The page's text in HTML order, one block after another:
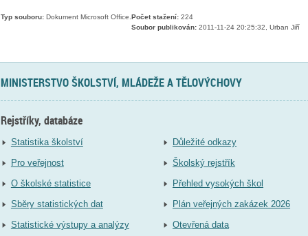
Typ souboru:Dokument Microsoft Office. Počet stažení:224
Soubor publikován:2011-11-24 20:25:32, Urban Jiří
MINISTERSTVO ŠKOLSTVÍ, MLÁDEŽE A TĚLOVÝCHOVY
Rejstříky, databáze
Statistika školství
Pro veřejnost
O školské statistice
Sběry statistických dat
Statistické výstupy a analýzy
Důležité odkazy
Školský rejstřík
Přehled vysokých škol
Plán veřejných zakázek 2026
Otevřená data